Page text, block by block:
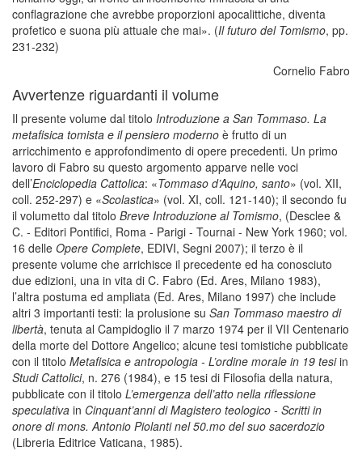
conflagrazione che avrebbe proporzioni apocalittiche, diventa
profetico e suona più attuale che mai». (Il futuro del Tomismo, pp.
231-232)
Cornelio Fabro
Avvertenze riguardanti il volume
Il presente volume dal titolo Introduzione a San Tommaso. La
metafisica tomista e il pensiero moderno è frutto di un
arricchimento e approfondimento di opere precedenti. Un primo
lavoro di Fabro su questo argomento apparve nelle voci
dell’Enciclopedia Cattolica: «Tommaso d’Aquino, santo» (vol. XII,
coll. 252-297) e «Scolastica» (vol. XI, coll. 121-140); il secondo fu
il volumetto dal titolo Breve Introduzione al Tomismo, (Desclee &
C. - Editori Pontifici, Roma - Parigi - Tournai - New York 1960; vol.
16 delle Opere Complete, EDIVI, Segni 2007); il terzo è il
presente volume che arrichisce il precedente ed ha conosciuto
due edizioni, una in vita di C. Fabro (Ed. Ares, Milano 1983),
l’altra postuma ed ampliata (Ed. Ares, Milano 1997) che include
altri 3 importanti testi: la prolusione su San Tommaso maestro di
libertà, tenuta al Campidoglio il 7 marzo 1974 per il VII Centenario
della morte del Dottore Angelico; alcune tesi tomistiche pubblicate
con il titolo Metafisica e antropologia - L’ordine morale in 19 tesiin
Studi Cattolici, n. 276 (1984), e 15 tesi di Filosofia della natura,
pubblicate con il titolo L’emergenza dell’atto nella riflessione
speculativa in Cinquant’anni di Magistero teologico - Scritti in
onore di mons. Antonio Piolanti nel 50.mo del suo sacerdozio
(Libreria Editrice Vaticana, 1985).